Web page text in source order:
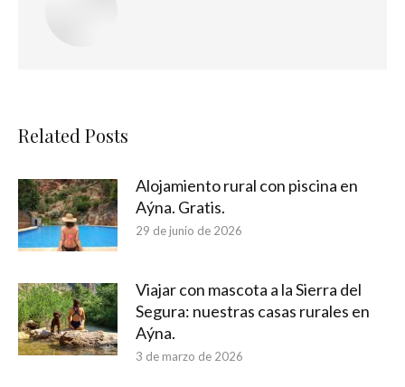
Related Posts
Alojamiento rural con piscina en
Aýna. Gratis.
29 de junio de 2026
Viajar con mascota a la Sierra del
Segura: nuestras casas rurales en
Aýna.
3 de marzo de 2026